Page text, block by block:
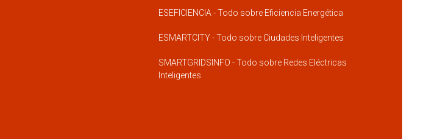
ESEFICIENCIA - Todo sobre Eficiencia Energética
ESMARTCITY - Todo sobre Ciudades Inteligentes
SMARTGRIDSINFO - Todo sobre Redes Eléctricas
Inteligentes